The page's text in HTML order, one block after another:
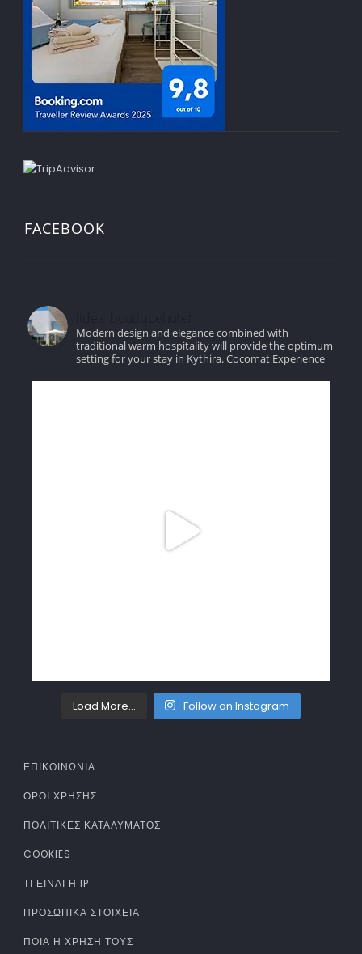
FACEBOOK
Modern design and elegance combined with
traditional warm hospitality will provide the optimum
setting for your stay in Kythira.Cocomat Experience
Load More... Follow on Instagram
ΕΠΙΚΟΙΝΩΝΙΑ
ΌΡΟΙ ΧΡΉΣΗΣ
ΠΟΛΙΤΙΚΈΣ ΚΑΤΑΛΎΜΑΤΟΣ
COOKIES
ΤΊ ΕΊΝΑΙ Η IP
ΠΡΟΣΩΠΙΚΆ ΣΤΟΙΧΕΊΑ
ΠΟΙΑ Η ΧΡΉΣΗ ΤΟΥΣ